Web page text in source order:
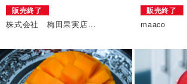
販売終了
株式会社 梅田果実店...
販売終了
maaco